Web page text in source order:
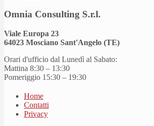
Omnia Consulting S.r.l.
Viale Europa 23
64023 Mosciano Sant'Angelo (TE)
Orari d'ufficio dal Lunedì al Sabato:
Mattina 8:30 – 13:30
Pomeriggio 15:30 – 19:30
Home
Contatti
Privacy